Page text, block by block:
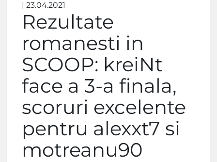
| 23.04.2021
Rezultate
romanesti in
SCOOP: kreiNt
face a 3-a finala,
scoruri excelente
pentru alexxt7 si
motreanu90